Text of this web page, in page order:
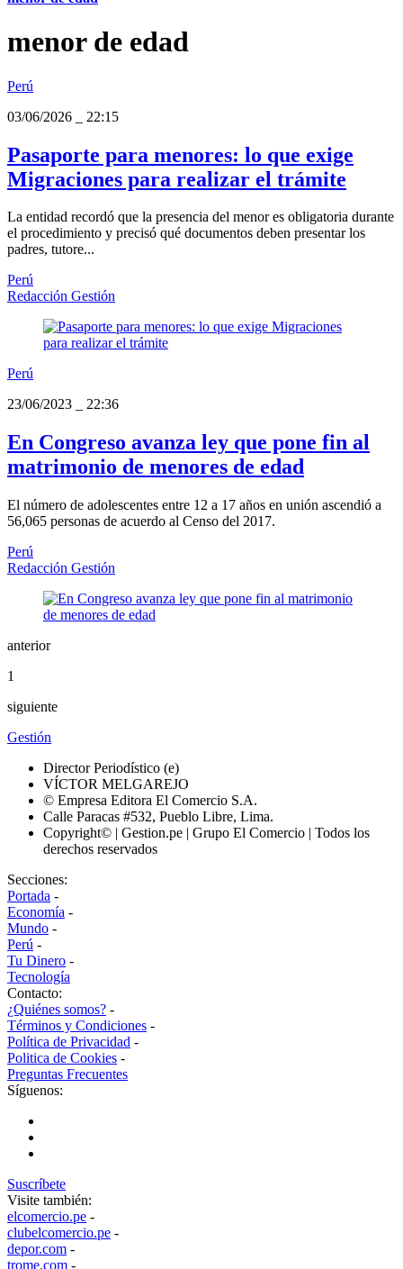
menor de edad
Perú
03/06/2026
22:15
Pasaporte para menores: lo que exige
Migraciones para realizar el trámite
La entidad recordó que la presencia del menor es obligatoria durante
el procedimiento y precisó qué documentos deben presentar los
padres, tutore...
Perú
Redacción Gestión
Perú
23/06/2023
22:36
En Congreso avanza ley que pone fin al
matrimonio de menores de edad
El número de adolescentes entre 12 a 17 años en unión ascendió a
56,065 personas de acuerdo al Censo del 2017.
Perú
Redacción Gestión
anterior
1
siguiente
Gestión
Director Periodístico (e)
VÍCTOR MELGAREJO
© Empresa Editora El Comercio S.A.
Calle Paracas #532, Pueblo Libre, Lima.
Copyright© | Gestion.pe | Grupo El Comercio | Todos los
derechos reservados
Secciones:
Portada -
Economía -
Mundo -
Perú -
Tu Dinero -
Tecnología
Contacto:
¿Quiénes somos? -
Términos y Condiciones -
Política de Privacidad -
Politica de Cookies -
Preguntas Frecuentes
Síguenos:
Suscríbete
Visite también:
elcomercio.pe -
clubelcomercio.pe -
depor.com -
trome.com -